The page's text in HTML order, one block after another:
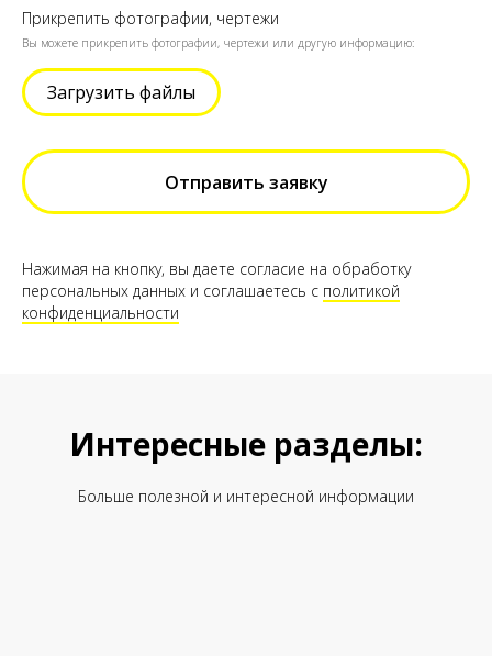
Прикрепить фотографии, чертежи
Вы можете прикрепить фотографии, чертежи или другую информацию:
Загрузить файлы
Отправить заявку
Нажимая на кнопку, вы даете согласие на обработку
персональных данных и соглашаетесь c политикой
конфиденциальности
Интересные разделы:
Больше полезной и интересной информации